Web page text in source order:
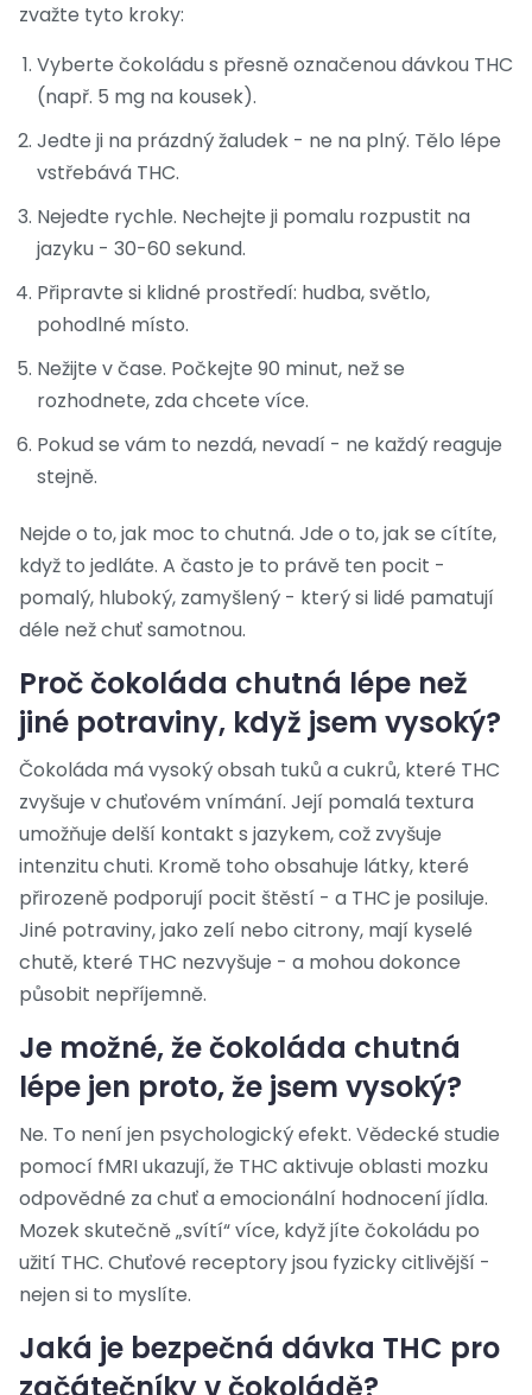
zvažte tyto kroky:
Vyberte čokoládu s přesně označenou dávkou THC
(např. 5 mg na kousek).
Jedte ji na prázdný žaludek - ne na plný. Tělo lépe
vstřebává THC.
Nejedte rychle. Nechejte ji pomalu rozpustit na
jazyku - 30-60 sekund.
Připravte si klidné prostředí: hudba, světlo,
pohodlné místo.
Nežijte v čase. Počkejte 90 minut, než se
rozhodnete, zda chcete více.
Pokud se vám to nezdá, nevadí - ne každý reaguje
stejně.
Nejde o to, jak moc to chutná. Jde o to, jak se cítíte,
když to jedláte. A často je to právě ten pocit -
pomalý, hluboký, zamyšlený - který si lidé pamatují
déle než chuť samotnou.
Proč čokoláda chutná lépe než
jiné potraviny, když jsem vysoký?
Čokoláda má vysoký obsah tuků a cukrů, které THC
zvyšuje v chuťovém vnímání. Její pomalá textura
umožňuje delší kontakt s jazykem, což zvyšuje
intenzitu chuti. Kromě toho obsahuje látky, které
přirozeně podporují pocit štěstí - a THC je posiluje.
Jiné potraviny, jako zelí nebo citrony, mají kyselé
chutě, které THC nezvyšuje - a mohou dokonce
působit nepříjemně.
Je možné, že čokoláda chutná
lépe jen proto, že jsem vysoký?
Ne. To není jen psychologický efekt. Vědecké studie
pomocí fMRI ukazují, že THC aktivuje oblasti mozku
odpovědné za chuť a emocionální hodnocení jídla.
Mozek skutečně „svítí“ více, když jíte čokoládu po
užití THC. Chuťové receptory jsou fyzicky citlivější -
nejen si to myslíte.
Jaká je bezpečná dávka THC pro